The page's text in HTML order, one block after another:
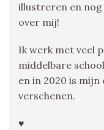
illustreren en nog
over mij!
Ik werk met veel
middelbare
en in 2020 is mijn
verschenen.
♥